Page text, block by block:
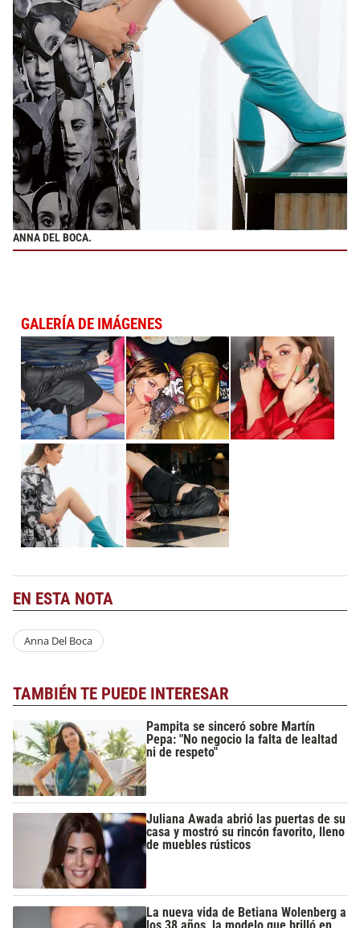
ANNA DEL BOCA.
GALERÍA DE IMÁGENES
EN ESTA NOTA
Anna Del Boca
TAMBIÉN TE PUEDE INTERESAR
Pampita se sinceró sobre Martín
Pepa: "No negocio la falta de lealtad
ni de respeto"
Juliana Awada abrió las puertas de su
casa y mostró su rincón favorito, lleno
de muebles rústicos
La nueva vida de Betiana Wolenberg a